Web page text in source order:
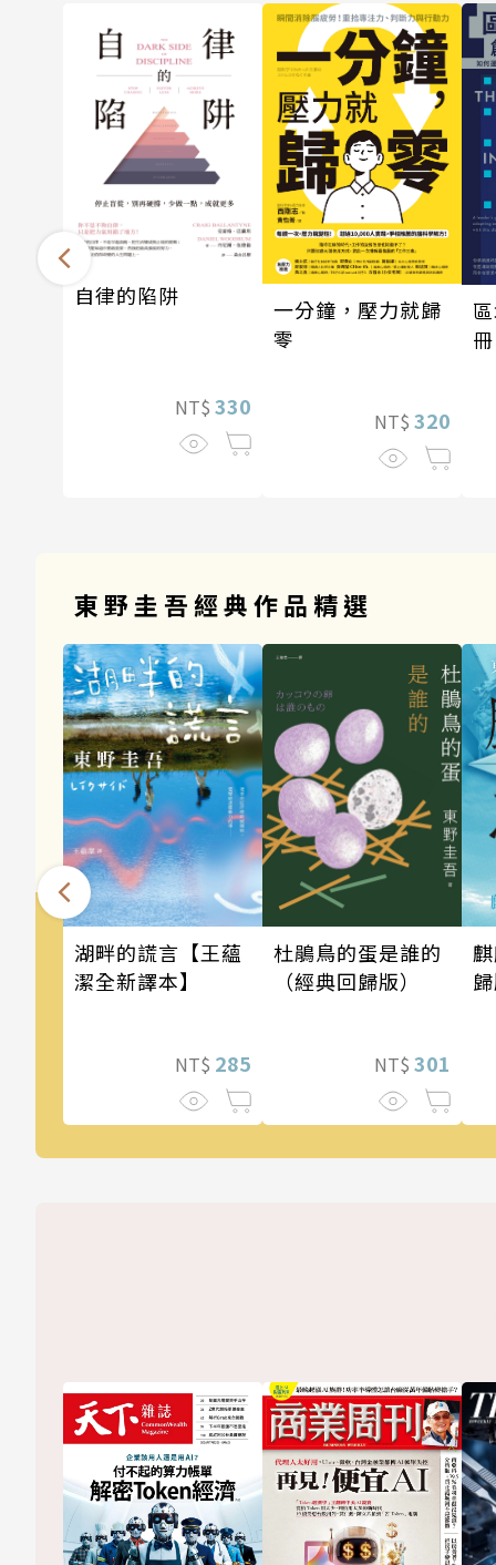
自律的陷阱
NT$ 330
一分鐘，壓力就歸
零
NT$ 320
東野圭吾經典作品精選
湖畔的謊言【王蘊
潔全新譯本】
NT$ 285
杜鵑鳥的蛋是誰的
（經典回歸版）
NT$ 301